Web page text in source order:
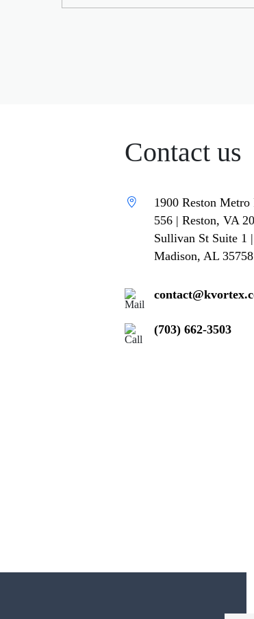
Contact us
1900 Reston Metro
556 | Reston, VA
Sullivan St Suite 1 |
Madison, AL 35758
(703) 662-3503